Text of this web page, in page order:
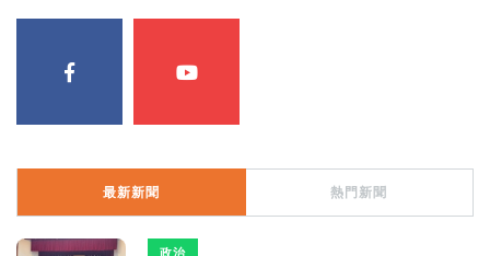
最新新聞 熱門新聞
政治